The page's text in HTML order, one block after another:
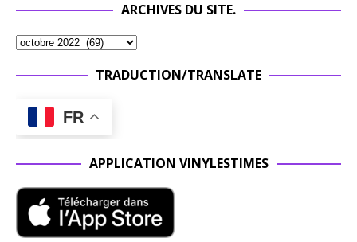
ARCHIVES DU SITE.
TRADUCTION/TRANSLATE
FR
APPLICATION VINYLESTIMES